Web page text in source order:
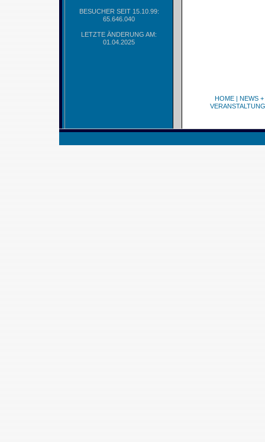
BESUCHER SEIT 15.10.99:
65.646.040
LETZTE ÄNDERUNG AM:
01.04.2025
HOME| NEWS